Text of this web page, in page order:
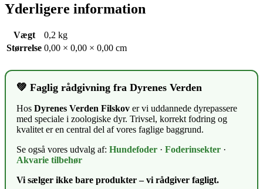
Yderligere information
Vægt
0,2 kg
Størrelse 0,00 × 0,00 × 0,00 cm
💚 Faglig rådgivning fra Dyrenes Verden
Hos Dyrenes Verden Filskov er vi uddannede dyrepassere
med speciale i zoologiske dyr. Trivsel, korrekt fodring og
kvalitet er en central del af vores faglige baggrund.
Se også vores udvalg af: Hundefoder · Foderinsekter ·
Akvarie tilbehør
Vi sælger ikke bare produkter – vi rådgiver fagligt.